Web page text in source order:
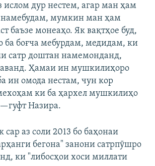
ислом дур нестем, агар ман ҳам
намебудам, мумкин ман ҳам
баъзе монеаҳо. Як вақтҳое буд,
ба боғча мебурдам, медидам, ки
сатр доштан намемонданд,
Ҳамаи ин мушкилиҳоро
ин омода нестам, чун кор
ки ба ҳархел мушкилиҳо
Назира.
аз соли 2013 бо баҳонаи
бегона" занони сатрпӯшро
ки "либосҳои хоси миллати